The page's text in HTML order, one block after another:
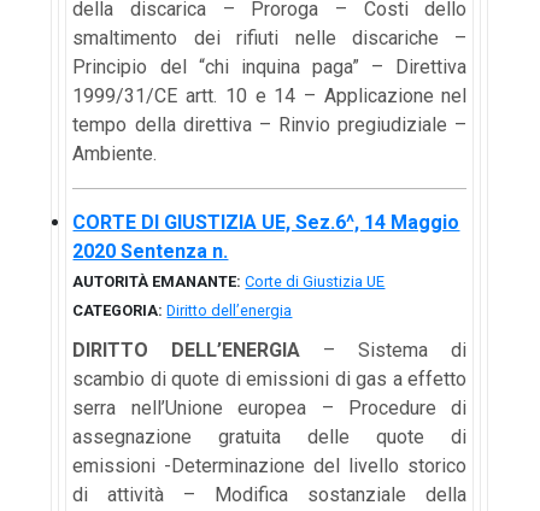
della discarica – Proroga – Costi dello
smaltimento dei rifiuti nelle discariche –
Principio del “chi inquina paga” – Direttiva
1999/31/CE artt. 10 e 14 – Applicazione nel
tempo della direttiva – Rinvio pregiudiziale –
Ambiente.
CORTE DI GIUSTIZIA UE, Sez.6^, 14 Maggio
2020 Sentenza n.
AUTORITÀ EMANANTE: Corte di Giustizia UE
CATEGORIA: Diritto dell’energia
DIRITTO DELL’ENERGIA – Sistema di
scambio di quote di emissioni di gas a effetto
serra nell’Unione europea – Procedure di
assegnazione gratuita delle quote di
emissioni -Determinazione del livello storico
di attività – Modifica sostanziale della